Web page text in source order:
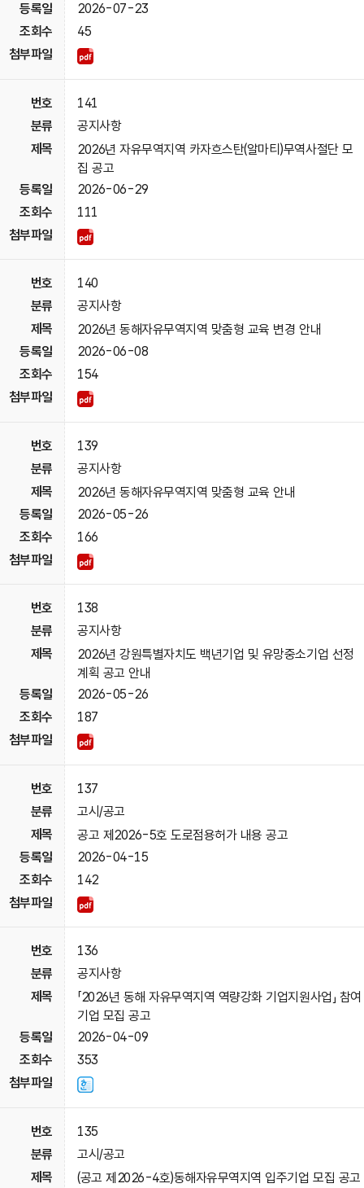
2026-07-23
45
141
공지사항
2026년 자유무역지역 카자흐스탄(알마티)무역사절단 모
집 공고
2026-06-29
111
140
공지사항
2026년 동해자유무역지역 맞춤형 교육 변경 안내
2026-06-08
154
139
공지사항
2026년 동해자유무역지역 맞춤형 교육 안내
2026-05-26
166
138
공지사항
2026년 강원특별자치도 백년기업 및 유망중소기업 선정
계획 공고 안내
2026-05-26
187
137
고시/공고
공고 제2026-5호 도로점용허가 내용 공고
2026-04-15
142
136
공지사항
「2026년 동해 자유무역지역 역량강화 기업지원사업」 참여
기업 모집 공고
2026-04-09
353
135
고시/공고
(공고 제2026-4호)동해자유무역지역 입주기업 모집 공고